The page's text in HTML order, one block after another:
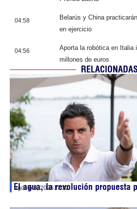
04:58
Belarús y China
en ejercicio
04:56
Aporta la robótica en Italia
millones de euros
El agua, la revolución propuesta
agosto 9, 202617:32